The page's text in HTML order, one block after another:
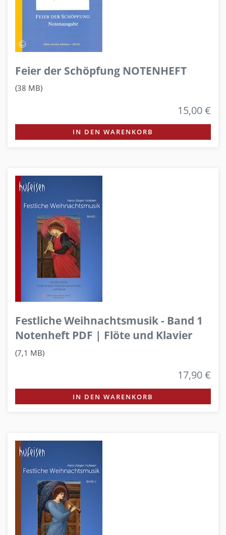
Feier der Schöpfung NOTENHEFT
(38 MB)
15,00 €
IN DEN WARENKORB
Festliche Weihnachtsmusik - Band 1
Notenheft PDF | Flöte und Klavier
(7,1 MB)
17,90 €
IN DEN WARENKORB